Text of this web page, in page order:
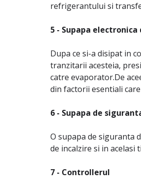
refrigerantului si
5 - Supapa electronica
Dupa ce si-a disipat in
tranzitarii acesteia,
catre evaporator.De
din factorii esentiali
6 - Supapa de
O supapa de siguranta
de incalzire si in
7 - Controllerul